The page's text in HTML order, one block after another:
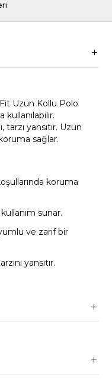
Uzun Kollu Polo
kullanılabilir.
yansıtır. Uzun
sağlar.
koruma
sunar.
ve zarif bir
yansıtır.